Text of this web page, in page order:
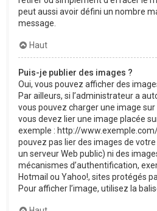
peut aussi avoir défini un nombre
message.
Haut
Puis-je publier des images ?
Oui, vous pouvez afficher des
Par ailleurs, si l’administrateur a
vous pouvez charger une image
vous devez lier une image placée
exemple : http://
pouvez pas lier des images de
un serveur Web public) ni des
mécanismes d’authentification,
Hotmail ou Yahoo!, sites protégés
Pour afficher l’image, utilisez la